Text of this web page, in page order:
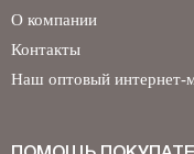
О компании
Контакты
Наш оптовый интернет-